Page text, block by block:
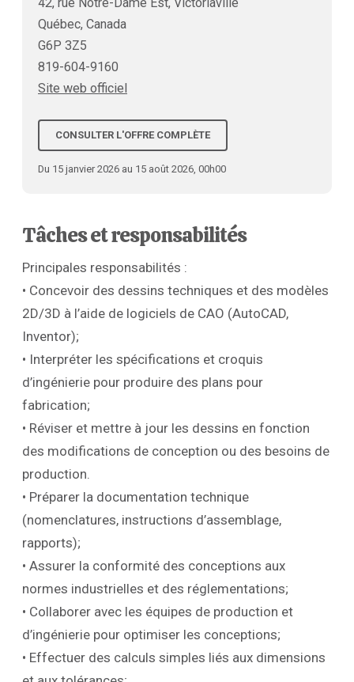
42, rue Notre-Dame Est, Victoriaville
Québec, Canada
G6P 3Z5
819-604-9160
Site web officiel
CONSULTER L'OFFRE COMPLÈTE
Du 15 janvier 2026 au 15 août 2026, 00h00
Tâches et responsabilités
Principales responsabilités :
• Concevoir des dessins techniques et des modèles
2D/3D à l’aide de logiciels de CAO (AutoCAD,
Inventor);
• Interpréter les spécifications et croquis
d’ingénierie pour produire des plans pour
fabrication;
• Réviser et mettre à jour les dessins en fonction
des modifications de conception ou des besoins de
production.
• Préparer la documentation technique
(nomenclatures, instructions d’assemblage,
rapports);
• Assurer la conformité des conceptions aux
normes industrielles et des réglementations;
• Collaborer avec les équipes de production et
d’ingénierie pour optimiser les conceptions;
• Effectuer des calculs simples liés aux dimensions